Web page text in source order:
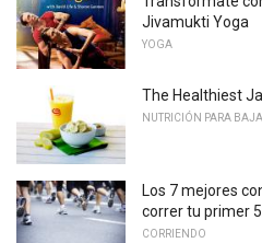
Jivamukti Yoga
YOGA
The Healthiest
NUTRICIÓN PARA
Los 7 mejores
correr tu primer
CORRIENDO